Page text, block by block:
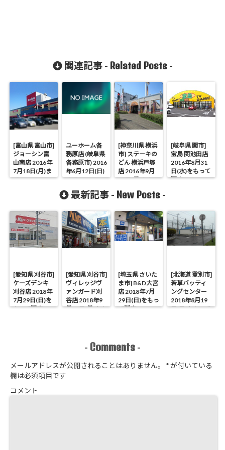
関連記事 - Related Posts-
[富山県 富山市]
ジョーシン富
山南店 2016年
7月18日(月)ま
で
ユーホーム各
務原店 (岐阜県
各務原市) 2016
年6月12日(日)
まで
[神奈川県 横浜
市] ステーキの
どん 横浜戸塚
店 2016年9月
26日(月)をもっ
[岐阜県 関市]
宝島 関池田店
2016年8月31
日(水)をもって
閉店
最新記事 - New Posts -
[愛知県 刈谷市]
ケーズデンキ
刈谷店 2018年
7月29日(日)を
もって閉店
[愛知県 刈谷市]
ヴィレッジヴ
ァンガード刈
谷店 2018年9
月17日(月)をも
[埼玉県 さいた
ま市] B&D大宮
店 2018年7月
29日(日)をもっ
て閉店
[北海道 登別市]
若草バッティ
ングセンター
2018年8月19
日(日)をもって
- Comments -
メールアドレスが公開されることはありません。 *が付いている
欄は必須項目です
コメント